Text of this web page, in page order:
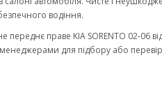
водіння.
праве KIA SORENTO 02-06
для підбору або